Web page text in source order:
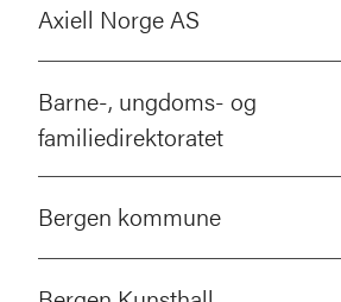
Axiell Norge AS
Barne-, ungdoms- og
familiedirektoratet
Bergen kommune